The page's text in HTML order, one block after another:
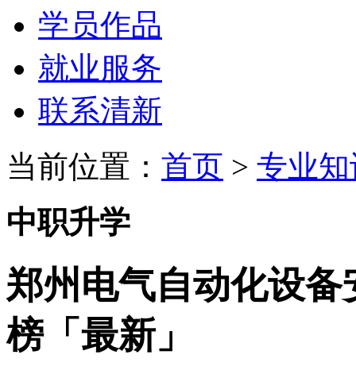
学员作品
就业服务
联系清新
当前位置： 首页 > 专业
中职升学
郑州电气自动化设
榜「最新」